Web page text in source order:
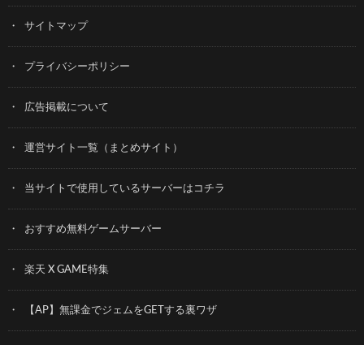
サイトマップ
プライバシーポリシー
広告掲載について
運営サイト一覧（まとめサイト）
当サイトで使用しているサーバーはコチラ
おすすめ無料ゲームサーバー
楽天 X GAME特集
【AP】無課金でジェムをGETする裏ワザ